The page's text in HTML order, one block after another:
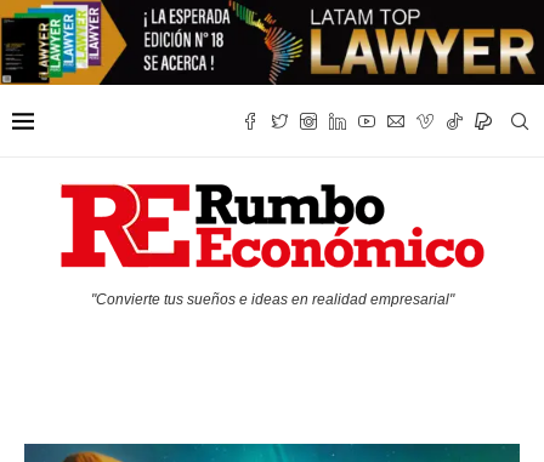
"Convierte tus sueños e ideas en realidad empresarial"